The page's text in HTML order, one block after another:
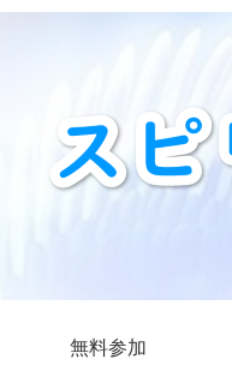
無料参加